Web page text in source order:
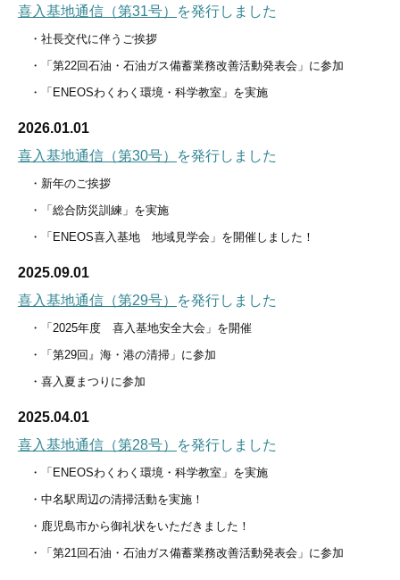
安全への取組み
防災体制・設備
訓練
地域との共生
社会貢献活動
喜入基地通信
採用情報
メッセージ
社員紹介
喜入基地通信（第31号）
を発行しました
・社長交代に伴うご挨拶
・「第22回石油・石油ガス備蓄業務改善活動発表会」に参加
・「ENEOSわくわく環境・科学教室」を実施
2026.01.01
喜入基地通信（第30号）
を発行しました
・新年のご挨拶
・「総合防災訓練」を実施
・「ENEOS喜入基地 地域見学会」を開催しました！
2025.09.01
喜入基地通信（第29号）
を発行しました
・「2025年度 喜入基地安全大会」を開催
・「第29回』海・港の清掃」に参加
・喜入夏まつりに参加
2025.04.01
喜入基地通信（第28号）
を発行しました
・「ENEOSわくわく環境・科学教室」を実施
・中名駅周辺の清掃活動を実施！
・鹿児島市から御礼状をいただきました！
・「第21回石油・石油ガス備蓄業務改善活動発表会」に参加